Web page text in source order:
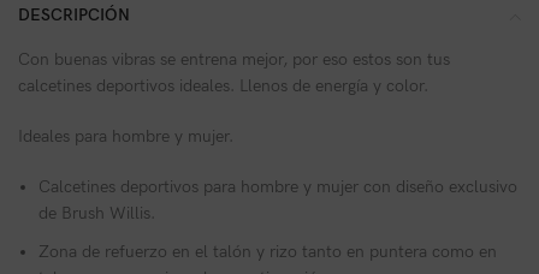
DESCRIPCIÓN
Con buenas vibras se entrena mejor, por eso estos son tus
calcetines deportivos ideales. Llenos de energía y color.
Ideales para hombre y mujer.
Calcetines deportivos para hombre y mujer con diseño exclusivo
de Brush Willis.
Zona de refuerzo en el talón y rizo tanto en puntera como en